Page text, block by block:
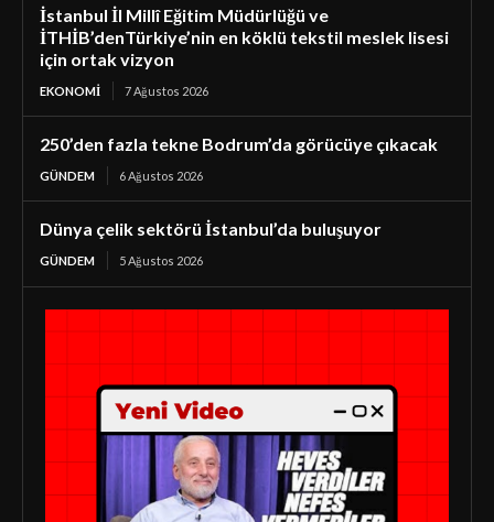
İstanbul İl Millî Eğitim Müdürlüğü ve
İTHİB’denTürkiye’nin en köklü tekstil meslek lisesi
için ortak vizyon
EKONOMI 7 Ağustos 2026
250’den fazla tekne Bodrum’da görücüye çıkacak
GÜNDEM 6 Ağustos 2026
Dünya çelik sektörü İstanbul’da buluşuyor
GÜNDEM 5 Ağustos 2026